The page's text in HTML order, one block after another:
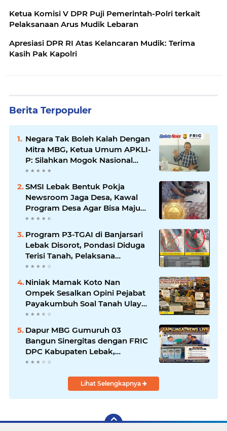
Ketua Komisi V DPR Puji Pemerintah-Polri terkait
Pelaksanaan Arus Mudik Lebaran
Apresiasi DPR RI Atas Kelancaran Mudik: Terima
Kasih Pak Kapolri
Berita Terpopuler
Negara Tak Boleh Kalah Dengan
Mitra MBG, Ketua Umum APKLI-
P: Silahkan Mogok Nasional
Ganti Kantin Sekolah
SMSI Lebak Bentuk Pokja
Newsroom Jaga Desa, Kawal
Program Desa Agar Bisa Maju
dan Mandiri
Program P3-TGAI di Banjarsari
Lebak Disorot, Pondasi Diduga
Terisi Tanah, Pelaksana
Terancam Sanksi Berat Hingga
Niniak Mamak Koto Nan
Ompek Sesalkan Opini Pejabat
Payakumbuh Soal Tanah Ulayat
Demi Jabatan
Dapur MBG Gumuruh 03
Bangun Sinergitas dengan FRIC
DPC Kabupaten Lebak,
Komitmen Jalankan SOP BGN
Lihat Selengkapnya